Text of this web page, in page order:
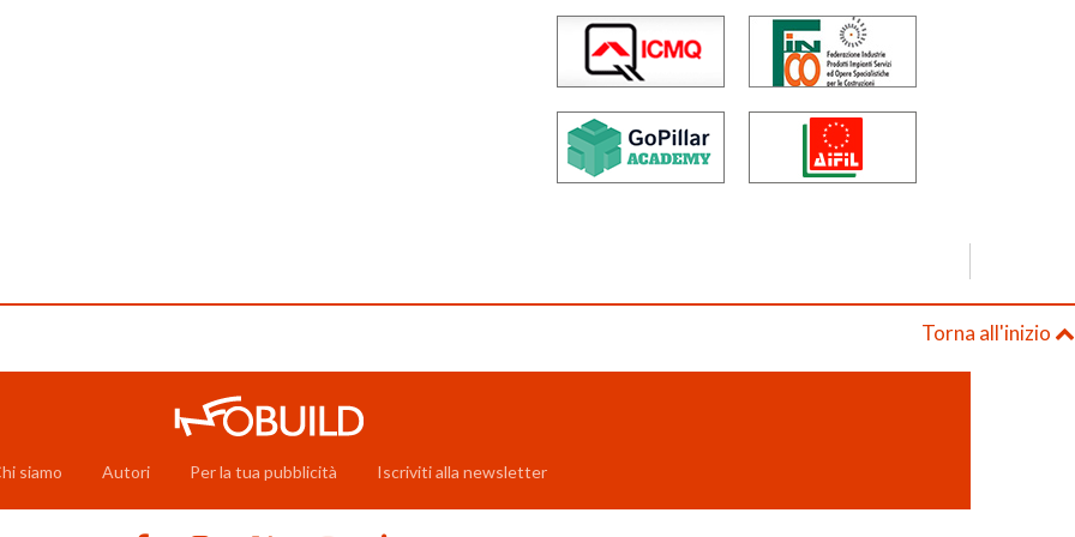
Torna all'inizio
siamo Autori Per la tua pubblicità Iscriviti alla newsletter